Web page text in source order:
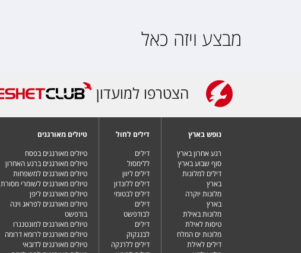
מבצע ויזה כאל
הצטרפו למועדון
נופש בארץ
רגע אחרון בארץ
סוף שבוע בארץ
דילים למלונות
בארץ
מלונות יוקרה
בארץ
מלונות באילת
טיסות לאילת
מלונות ים המלח
דילים לאילת
דילים לחול
דילים
ללימסול
דילים ליוון
דילים ללונדון
דילים לבטומי
דילים
לבודפשט
דילים
לבנגקוק
דילים ללרנקה
טיולים מאורגנים
טיולים מאורגנים בפסח
טיולים מאורגנים ברגע האחרון
טיולים מאורגנים למשפחות
טיולים מאורגנים לשומרי מסורת
טיולים מאורגנים ליפן
טיולים מאורגנים לפראג וינה
בודפשט
טיולים מאורגנים למונטנגרו
טיולים מאורגנים לרומא דרומה
טיולים מאורגנים לדובאי